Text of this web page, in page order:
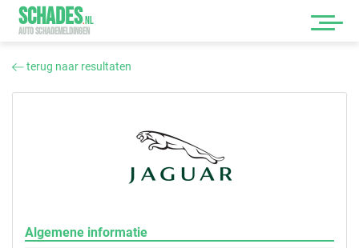
SCHADES.NL
AUTO SCHADEMELDINGEN
terug naar resultaten
Algemene informatie